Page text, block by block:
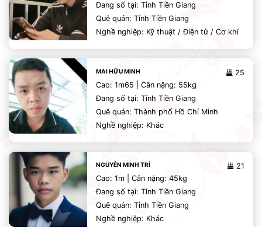
Đang số tại: Tỉnh Tiền Giang
Quê quán: Tỉnh Tiền Giang
Nghề nghiệp: Kỹ thuật / Điện tử / Cơ khí
25
MAI HỮU MINH
Cao: 1m65 | Cân nặng: 55kg
Đang số tại: Tỉnh Tiền Giang
Quê quán: Thành phố Hồ Chí Minh
Nghề nghiệp: Khác
21
NGUYỄN MINH TRÍ
Cao: 1m | Cân nặng: 45kg
Đang số tại: Tỉnh Tiền Giang
Quê quán: Tỉnh Tiền Giang
Nghề nghiệp: Khác